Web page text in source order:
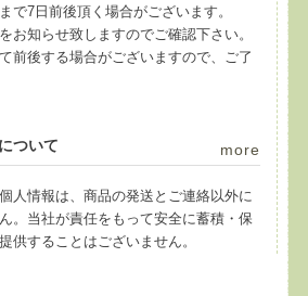
で7日前後頂く場合がございます。
お知らせ致しますのでご確認下さい。
前後する場合がございますので、ご了
ついて more
人情報は、商品の発送とご連絡以外に
。当社が責任をもって安全に蓄積・保
供することはございません。